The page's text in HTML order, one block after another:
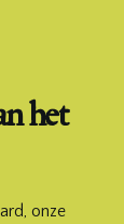
het
onze